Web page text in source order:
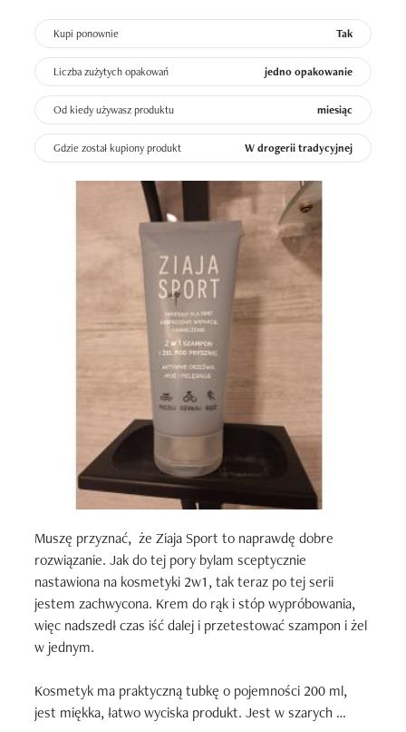
Kupi ponownie Tak
Liczba zużytych opakowań jedno opakowanie
Od kiedy używasz produktu miesiąc
Gdzie został kupiony produkt W drogerii tradycyjnej
Muszę przyznać,  że Ziaja Sport to naprawdę dobre
rozwiązanie. Jak do tej pory bylam sceptycznie
nastawiona na kosmetyki 2w1, tak teraz po tej serii
jestem zachwycona. Krem do rąk i stóp wypróbowania,
więc nadszedł czas iść dalej i przetestować szampon i żel
w jednym.
Kosmetyk ma praktyczną tubkę o pojemności 200 ml,
jest miękka, łatwo wyciska produkt. Jest w szarych